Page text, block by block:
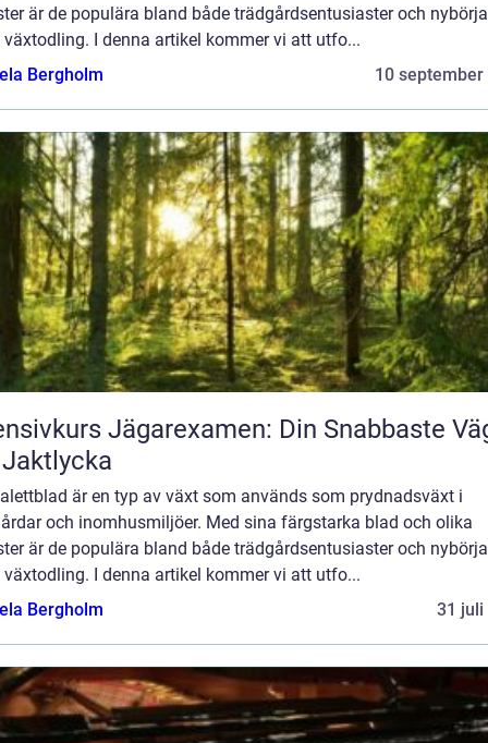
är de populära bland både trädgårdsentusiaster och
I denna artikel kommer vi att utfo...
Bergholm
10 september
Jägarexamen: Din Snabbaste
är en typ av växt som används som prydnadsväxt i
och inomhusmiljöer. Med sina färgstarka blad och olika
är de populära bland både trädgårdsentusiaster och
I denna artikel kommer vi att utfo...
Bergholm
31 juli